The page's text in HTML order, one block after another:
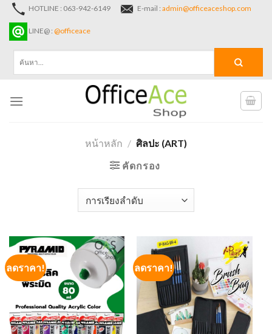
Skip
content
HOTLINE : 063-942-6149 E-mail : admin@officeaceshop.com
LINE@ : @officeace
หน้าหลัก / ศิลปะ (ART)
คัดกรอง
ลดราคา! ลดราคา!